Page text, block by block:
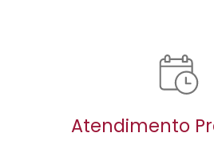
Atendimento